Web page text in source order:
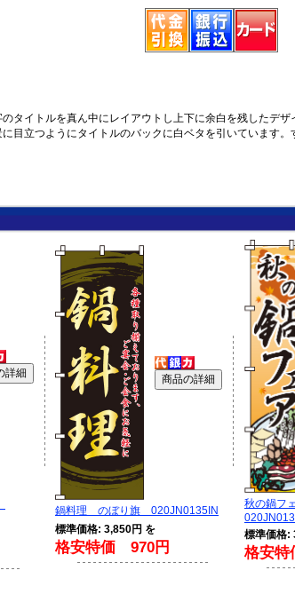
タイトルを真ん中にレイアウトし上下に余白を残したデザ
目立つようにタイトルのバックに白ベタを引いています。
鍋料理 のぼり旗 020JN0135IN
標準価格: 3,850円 を
格安特価 970円
秋の鍋フ
標準価格:
格安